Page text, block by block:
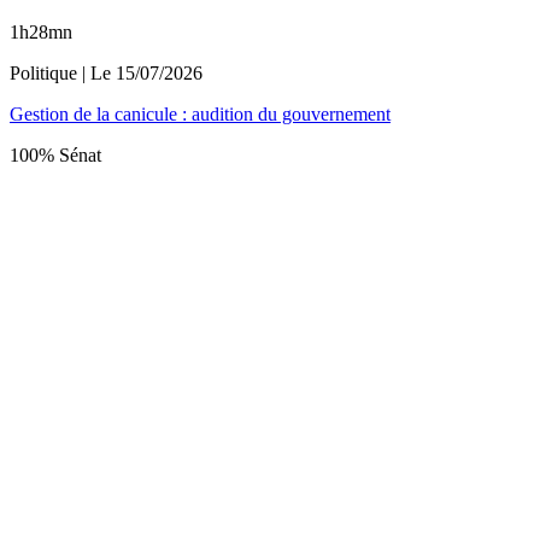
1h28mn
Politique | Le 15/07/2026
Gestion de la canicule : audition du gouvernement
100% Sénat